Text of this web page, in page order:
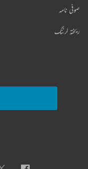
صوفی نامہ
ریختہ لرننگ